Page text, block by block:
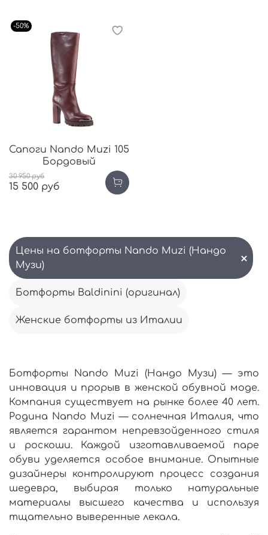
-50%
Сапоги Nando Muzi 105
Бордовый
30 950 руб
15 500 руб
Цены на ботфорты Nando Muzi (Нандо
Музи)
Ботфорты Baldinini (оригинал)
Женские ботфорты из Италии
Ботфорты Nando Muzi (Нандо Музи) — это
инновация и прорыв в женской обувной моде.
Компания существует на рынке более 40 лет.
Родина Nando Muzi — солнечная Италия, что
является гарантом непревзойденного стиля
и роскоши. Каждой изготавливаемой паре
обуви уделяется особое внимание. Опытные
дизайнеры контролируют процесс создания
шедевра, выбирая только натуральные
материалы высшего качества и используя
тщательно выверенные лекала.